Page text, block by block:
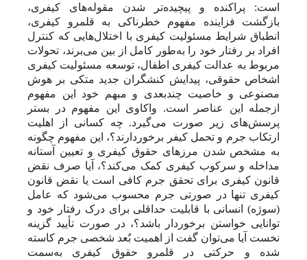
است: پراکنده و پیچیده‌‌‌تر شدن مقوله‌های کیفری،
بازگشت فزاینده مفهوم خطرناکی به قلمرو کیفری،
انطباق شرایط مسئولیت کیفری با اختلال‌‌هایی که کنترل
افراد بر رفتار خود را به‌طور کامل از بین می‌برند، تحولات
مربوط به عدالت کیفری اطفال، توسعه مسئولیت کیفری
اشخاص حقوقی، پیدایش کنشگران جدید متکی بر هوش
مصنوعی و خاصیت چندبعدی و مبهم خود این مفهوم
ازجمله این عناصر است. واکاوی این مفهوم در بستر
پرسش‌های زیر صورت ‌می‌گیرد. چه کسانی از اهلیت
ارتکاب جرم و تحمل کیفر برخوردارند؟، این مفهوم چگونه
به مشخص شدن مرز‌های حقوق کیفری و تعیین آستانه
مداخله و سرکوب کیفری کمک می‌کند؟، آیا صرف نقض
قانون کیفری برای تحقق جرم کافی است یا نقض قانون
کیفری تنها در صورتی جرم محسوب می‌شود که عامل
(سوژه) انسانی با قابلیت حداقلی برای درک رفتار خود و
توانایی خواستن برخوردار باشد؟، در صورت تأیید گزینه
نخست آیا می‌توان گفت از اهمیت بٌعد شخصی جرم کاسته
شده و حرکتی در قلمرو حقوق کیفری به‌سمت